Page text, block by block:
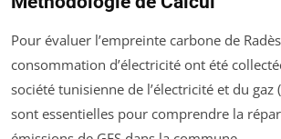
Pour évaluer l’empreinte carbone de
consommation d’électricité ont été
société tunisienne de l’électricité et du gaz
sont essentielles pour comprendre la